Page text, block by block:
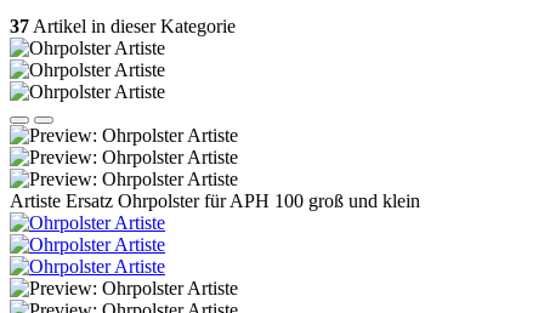
37 Artikel in dieser Kategorie
Artiste Ersatz Ohrpolster für APH 100 groß und klein